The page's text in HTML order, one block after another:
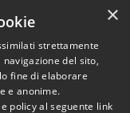
© 2026 • Comune di
Lambro • Powered by
×
strettamente
del sito,
fine di elaborare
e anonime.
policy al seguente link